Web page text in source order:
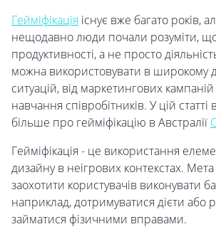
Гейміфікація існує вже багато років,
нещодавно люди почали розуміти,
продуктивності, а не просто
можна використовувати в широкому
ситуацій, від маркетингових
навчання співробітників. У цій статті
більше про гейміфікацію в Австралії
Гейміфікація - це використання
дизайну в неігрових контекстах. Мета
заохотити користувачів виконувати
наприклад, дотримуватися дієти або
займатися фізичними вправами.